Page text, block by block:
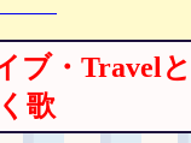
ブ・Travelと
歌